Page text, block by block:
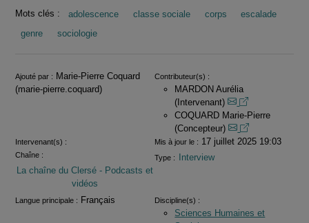
Mots clés : adolescence classe sociale corps
escalade
genre
sociologie
Informations
Ajouté par : Marie-Pierre Coquard
(marie-pierre.coquard)
Contributeur(s) :
MARDON Aurélia
(Intervenant)
COQUARD Marie-Pierre
(Concepteur)
Intervenant(s) : Mis à jour le : 17 juillet 2025 19:03
Chaîne :
La chaîne du Clersé - Podcasts et
vidéos
Type : Interview
Langue principale : Français Discipline(s) :
Sciences Humaines et